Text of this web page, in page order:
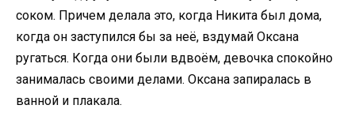
соком. Причем делала это, когда Никита был дома,
когда он заступился бы за неё, вздумай Оксана
ругаться. Когда они были вдвоём, девочка спокойно
занималась своими делами. Оксана запиралась в
ванной и плакала.